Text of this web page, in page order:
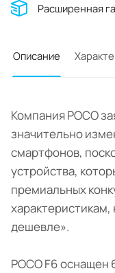
Расширенная
Описание
Компания POCO
значительно
смартфонов,
устройства,
премиальных
дешевле».
POCO F6